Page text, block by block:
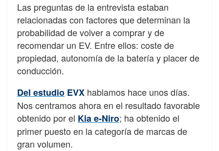
Las preguntas de la entrevista estaban
relacionadas con factores que determinan la
probabilidad de volver a comprar y de
recomendar un EV. Entre ellos: coste de
propiedad, autonomía de la batería y placer de
conducción.
Del estudio EVX hablamos hace unos días.
Nos centramos ahora en el resultado favorable
obtenido por el Kia e-Niro; ha obtenido el
primer puesto en la categoría de marcas de
gran volumen.